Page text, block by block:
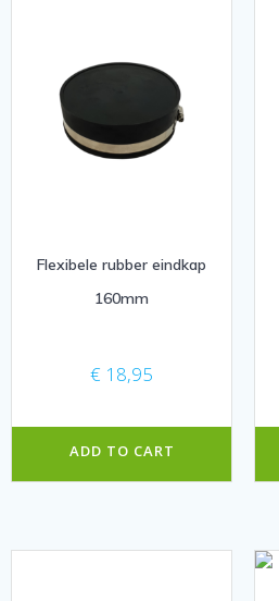
Flexibele rubber eindkap
160mm
€ 18,95
ADD TO CART